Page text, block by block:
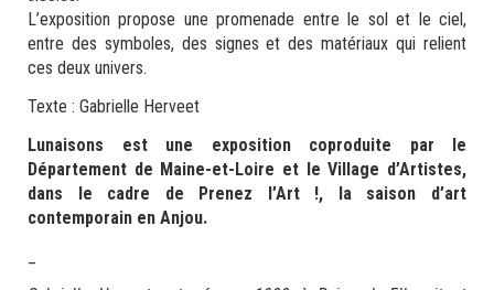
L’exposition propose une promenade entre le sol et le ciel,
entre des symboles, des signes et des matériaux qui relient
ces deux univers.
Texte : Gabrielle Herveet
Lunaisons est une exposition coproduite par le
Département de Maine-et-Loire et le Village d’Artistes,
dans le cadre de Prenez l’Art !, la saison d’art
contemporain en Anjou.